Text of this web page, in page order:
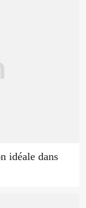
idéale dans